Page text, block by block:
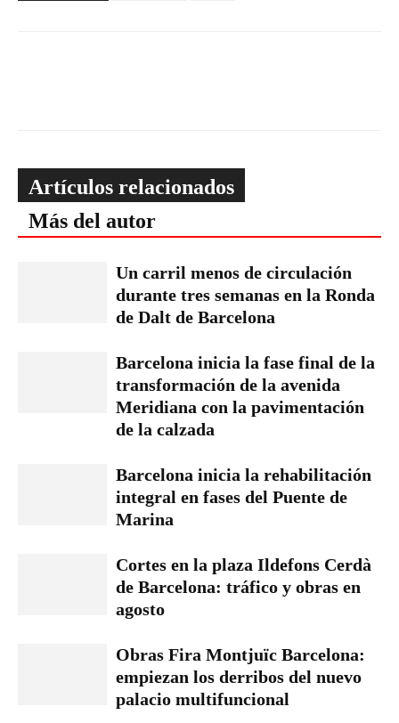
Artículos relacionados
Más del autor
Un carril menos de circulación
durante tres semanas en la Ronda
de Dalt de Barcelona
Barcelona inicia la fase final de la
transformación de la avenida
Meridiana con la pavimentación
de la calzada
Barcelona inicia la rehabilitación
integral en fases del Puente de
Marina
Cortes en la plaza Ildefons Cerdà
de Barcelona: tráfico y obras en
agosto
Obras Fira Montjuïc Barcelona:
empiezan los derribos del nuevo
palacio multifuncional